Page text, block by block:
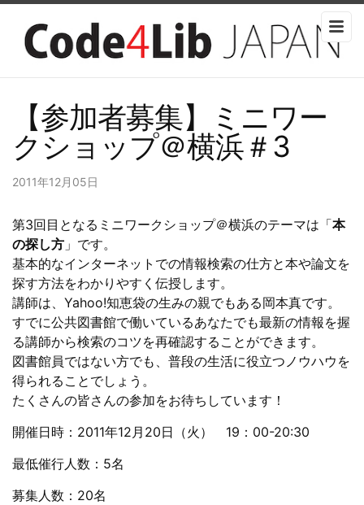
【参加者募集】ミニワー
クショップ＠横浜＃3
2011年12月05日
第3回目となるミニワークショップ＠横浜のテーマは「本
の探し方 」です。
基本的なインターネットでの情報検索の仕方と本や論文を
探す方法をわかりやすく伝授します。
講師は、Yahoo!知恵袋の生みの親でもある岡本真です。
すでに公共図書館で働いているあなたでも最新の情報を握
る講師から検索のコツを再確認することができます。
図書館員ではない方でも、普段の生活に役立つノウハウを
得られることでしょう。
たくさんの皆さんの参加をお待ちしています！
開催日時：2011年12月20日（火） 19：00-20:30
最低催行人数：5名
募集人数：20名